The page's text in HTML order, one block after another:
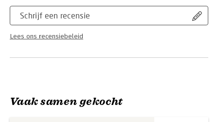
spanning, historische intrige en aangrijpende menselijkheid.
Schrijf een recensie
Lees ons recensiebeleid
Vaak samen gekocht